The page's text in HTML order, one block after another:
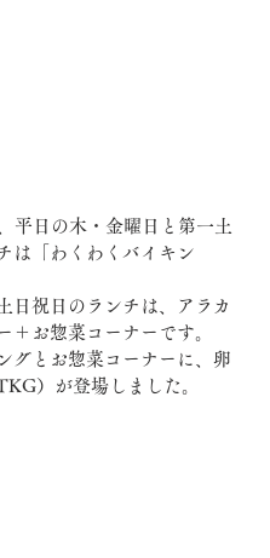
平日の木・金曜日と第一土
は「わくわくバイキン
日祝日のランチは、アラカ
＋お惣菜コーナーです。
グとお惣菜コーナーに、卵
）が登場しました。